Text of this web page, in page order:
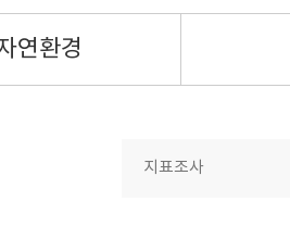
연환경